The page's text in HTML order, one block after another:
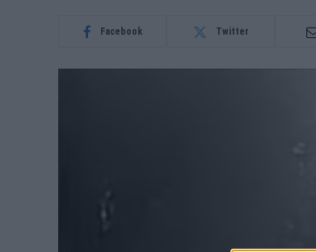
Facebook Twitter